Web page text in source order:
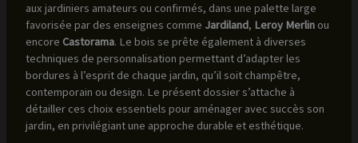
aux jardiniers amateurs ou confirmés, dans une palette large
favorisée par des enseignes comme Jardiland, Leroy Merlinou
encore Castorama. Le bois se prête également à diverses
techniques de personnalisation permettant d’adapter les
bordures à l’esprit de chaque jardin, qu’il soit champêtre,
contemporain ou design. Le présent dossier s’attache à
détailler ces choix essentiels pour aménager avec succès son
jardin, en privilégiant une approche durable et esthétique.